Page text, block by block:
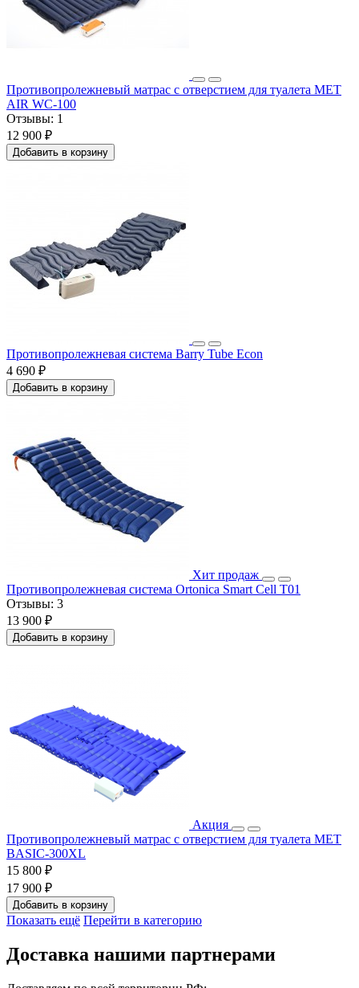
Противопролежневый матрас с отверстием для туалета MET
AIR WC-100
Отзывы: 1
12 900 ₽
Добавить в корзину
Противопролежневая система Barry Tube Econ
4 690 ₽
Добавить в корзину
Хит продаж
Противопролежневая система Ortonica Smart Cell T01
Отзывы: 3
13 900 ₽
Добавить в корзину
Акция
Противопролежневый матрас с отверстием для туалета MET
BASIC-300XL
15 800 ₽
17 900 ₽
Добавить в корзину
Показать ещё Перейти в категорию
Доставка нашими партнерами